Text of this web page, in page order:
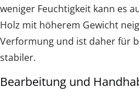
weniger Feuchtigkeit kann es
Holz mit höherem Gewicht
Verformung und ist daher für
stabiler.
Bearbeitung und